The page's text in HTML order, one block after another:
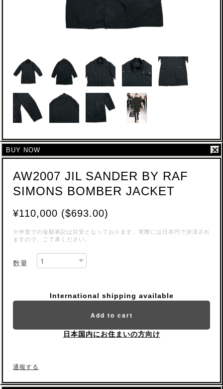
BUY NOW
AW2007 JIL SANDER BY RAF
SIMONS BOMBER JACKET
¥110,000 ($693.00)
※外貨での金額表記は目安となっております。実際には日本円で決済され
ますので、ご了承ください。
数量
International shipping available
Add to cart
日本国内にお住まいの方向け
通報する